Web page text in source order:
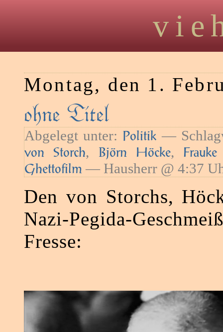
Montag, den 1.
ohne Titel
Abgelegt unter: Politik —
von Storch, Björn Höcke,
Ghettofilm — Hausherr @ 4:37
Den von Storchs,
Nazi-Pegida-
Fresse: